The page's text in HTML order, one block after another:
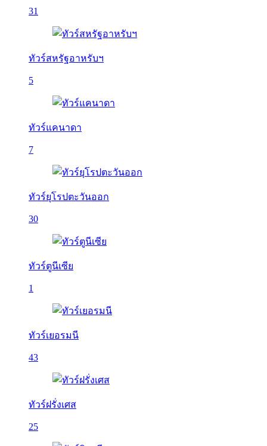
31
ทัวร์สหรัฐอาหรับฯ
5
ทัวร์แคนาดา
7
ทัวร์ยุโรปตะวันออก
30
ทัวร์ตูนีเซีย
1
ทัวร์เยอรมนี
43
ทัวร์ฝรั่งเศส
25